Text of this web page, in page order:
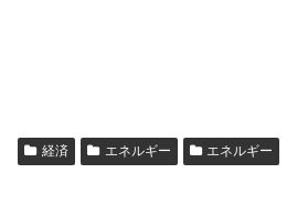
経済 エネルギー エネルギー